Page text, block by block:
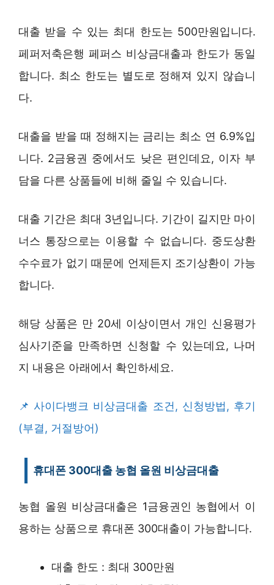
대출 받을 수 있는 최대 한도는 500만원입니다.
페퍼저축은행 페퍼스 비상금대출과 한도가 동일
합니다. 최소 한도는 별도로 정해져 있지 않습니
다.
대출을 받을 때 정해지는 금리는 최소 연 6.9%입
니다. 2금융권 중에서도 낮은 편인데요, 이자 부
담을 다른 상품들에 비해 줄일 수 있습니다.
대출 기간은 최대 3년입니다. 기간이 길지만 마이
너스 통장으로는 이용할 수 없습니다. 중도상환
수수료가 없기 때문에 언제든지 조기상환이 가능
합니다.
해당 상품은 만 20세 이상이면서 개인 신용평가
심사기준을 만족하면 신청할 수 있는데요, 나머
지 내용은 아래에서 확인하세요.
사이다뱅크 비상금대출 조건, 신청방법, 후기
(부결, 거절방어)
휴대폰 300대출 농협 올원 비상금대출
농협 올원 비상금대출은 1금융권인 농협에서 이
용하는 상품으로 휴대폰 300대출이 가능합니다.
대출 한도 : 최대 300만원